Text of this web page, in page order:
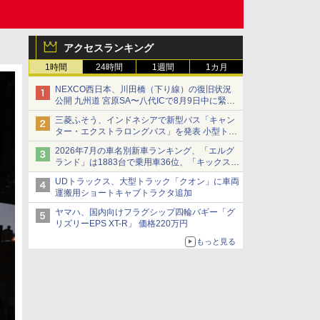
アクセスランキング
1時間 24時間 1週間 1カ月
NEXCO西日本、川田橋（下り線）の復旧状況
公開 九州道 宮原SA〜八代ICで8月9日中に緊急
車両を通行可能に
三菱ふそう、インドネシアで新型バス「キャン
ター・エクストラロングバス」を発表 小型トラ
ックベースの観光・旅客輸送向けバス
2026年7月の車名別新車ランキング、「エルグ
ランド」は1883台で乗用車36位、「キックス」
は2591台で27位に
UDトラックス、大型トラック「クオン」に車両
運搬用ショートキャブトラクタ追加
ヤマハ、国内向けフラグシップ四輪バギー「グ
リズリーEPS XT-R」 価格220万円
もっと見る